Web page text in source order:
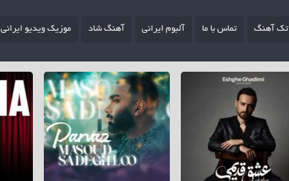
تک آهنگ تماس با ما آلبوم ایرانی آهنگ شاد موزیک ویدیو ایرانی